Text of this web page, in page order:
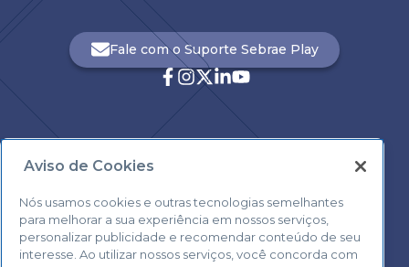
0800 570 0800
Fale com o Suporte Sebrae Play
Aviso de Cookies
Nós usamos cookies e outras tecnologias semelhantes
para melhorar a sua experiência em nossos serviços,
personalizar publicidade e recomendar conteúdo de seu
interesse. Ao utilizar nossos serviços, você concorda com